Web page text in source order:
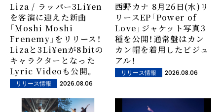
Liza / ラッパー3Li¥en
を客演に迎えた新曲
「Moshi Moshi
Frenemy」をリリース！
Lizaと3Li¥enが8bitの
キャラクターとなった
Lyric Videoも公開。
リリース情報 2026.08.06
西野カナ 8月26日(水)リ
リースEP「Power of
Love」ジャケット写真3
種を公開！通常盤はカン
カン帽を着用したビジュ
アル！
リリース情報 2026.08.06